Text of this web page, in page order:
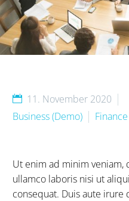
11. November 2020
Business (Demo)
Ut enim ad minim
ullamco laboris nisi ut
consequat. Duis aute